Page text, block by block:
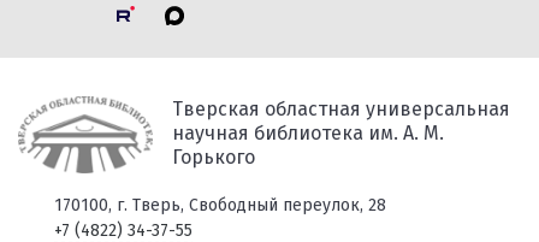
Тверская областная универсальная
научная библиотека им. А. М.
Горького
170100, г. Тверь, Свободный переулок, 28
+7 (4822) 34-37-55